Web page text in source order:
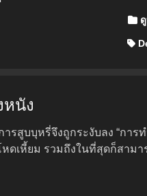
หนัง
รสูบบุหรี่จึงถูกระงับลง “กา
ดเหี้ยม รวมถึงในที่สุดก็สามา